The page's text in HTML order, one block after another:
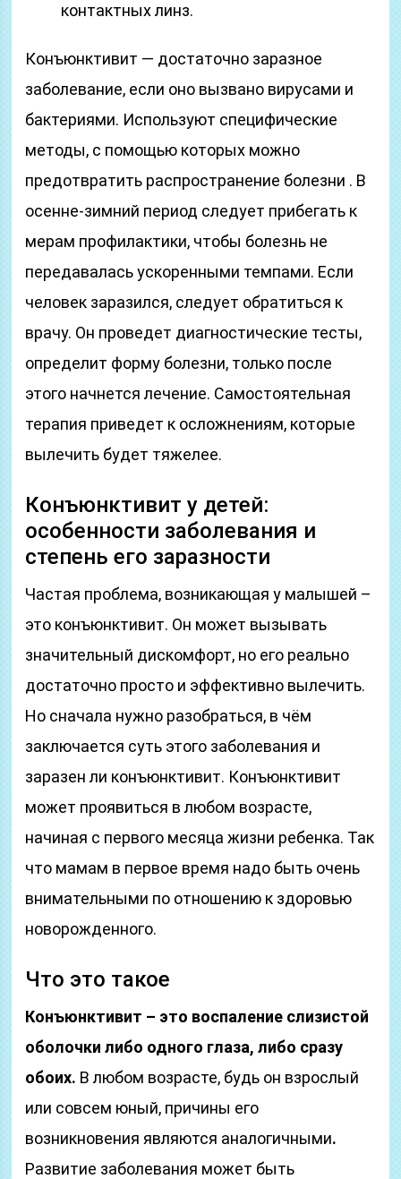
контактных линз.
Конъюнктивит — достаточно заразное
заболевание, если оно вызвано вирусами и
бактериями. Используют специфические
методы, с помощью которых можно
предотвратить распространение болезни . В
осенне-зимний период следует прибегать к
мерам профилактики, чтобы болезнь не
передавалась ускоренными темпами. Если
человек заразился, следует обратиться к
врачу. Он проведет диагностические тесты,
определит форму болезни, только после
этого начнется лечение. Самостоятельная
терапия приведет к осложнениям, которые
вылечить будет тяжелее.
Конъюнктивит у детей:
особенности заболевания и
степень его заразности
Частая проблема, возникающая у малышей –
это конъюнктивит. Он может вызывать
значительный дискомфорт, но его реально
достаточно просто и эффективно вылечить.
Но сначала нужно разобраться, в чём
заключается суть этого заболевания и
заразен ли конъюнктивит. Конъюнктивит
может проявиться в любом возрасте,
начиная с первого месяца жизни ребенка. Так
что мамам в первое время надо быть очень
внимательными по отношению к здоровью
новорожденного.
Что это такое
Конъюнктивит – это воспаление слизистой
оболочки либо одного глаза, либо сразу
обоих. В любом возрасте, будь он взрослый
или совсем юный, причины его
возникновения являются аналогичными.
Развитие заболевания может быть